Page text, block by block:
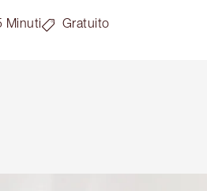
Minuti Gratuito